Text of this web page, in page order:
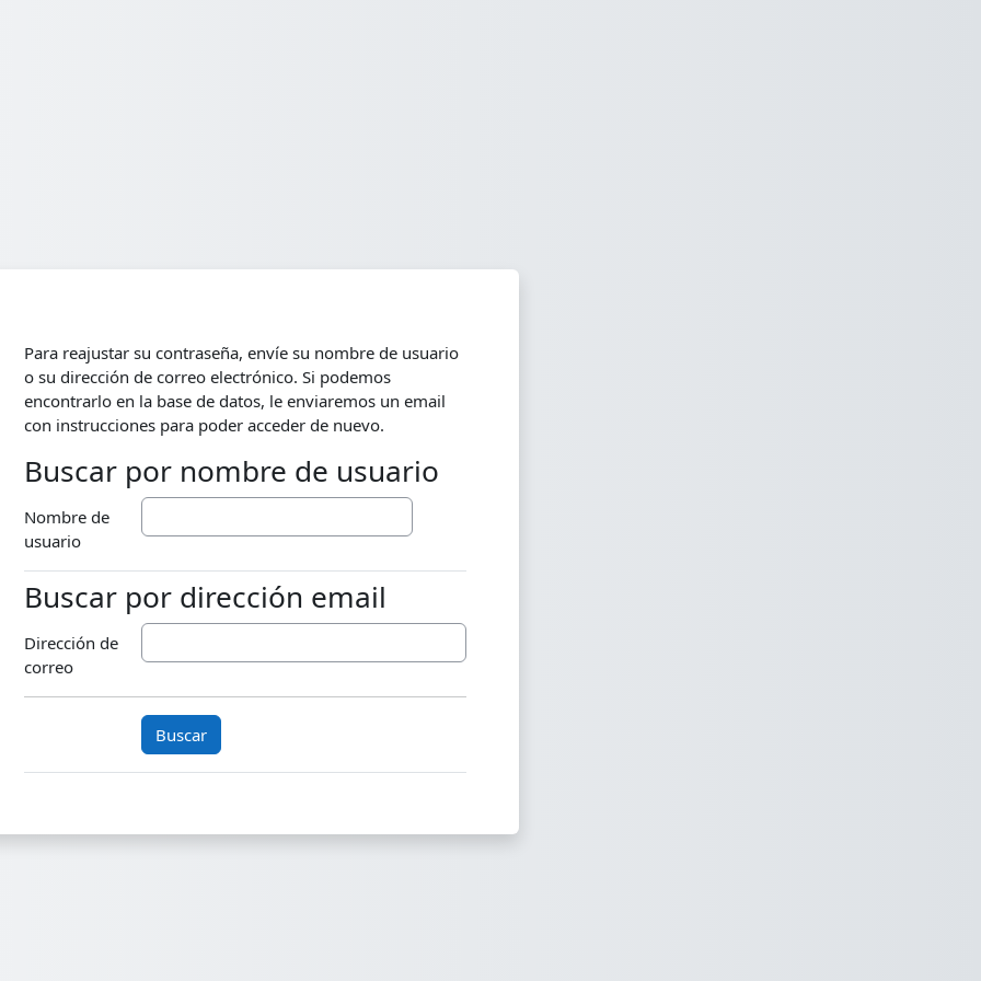
Para reajustar su contraseña, envíe su nombre de usuario
o su dirección de correo electrónico. Si podemos
encontrarlo en la base de datos, le enviaremos un email
con instrucciones para poder acceder de nuevo.
Buscar por nombre de usuario
Buscar por nombre de usuario
Nombre de
usuario
Buscar por dirección email
Buscar por dirección email
Dirección de
correo